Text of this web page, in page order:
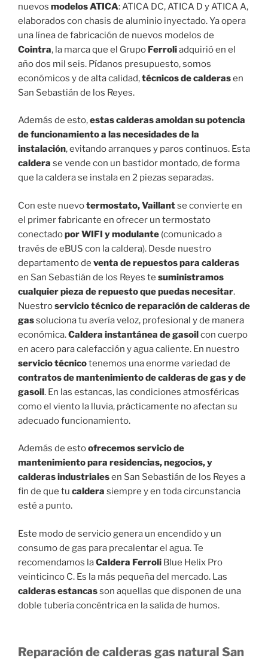
nuevos modelos ATICA: ATICA DC, ATICA D y ATICA A,
elaborados con chasis de aluminio inyectado. Ya opera
una línea de fabricación de nuevos modelos de
Cointra, la marca que el Grupo Ferroliadquirió en el
año dos mil seis. Pídanos presupuesto, somos
económicos y de alta calidad,técnicos de calderasen
San Sebastián de los Reyes.
Además de esto,estas calderas amoldan su potencia
de funcionamiento a las necesidades de la
instalación, evitando arranques y paros continuos. Esta
caldera se vende con un bastidor montado, de forma
que la caldera se instala en 2 piezas separadas.
Con este nuevotermostato, Vaillantse convierte en
el primer fabricante en ofrecer un termostato
conectadopor WIFI y modulante (comunicado a
través de eBUS con la caldera). Desde nuestro
departamento de venta de repuestos para calderas
en San Sebastián de los Reyes te suministramos
cualquier pieza de repuesto que puedas necesitar.
Nuestroservicio técnico de reparación de calderas de
gassoluciona tu avería veloz, profesional y de manera
económica.Caldera instantánea de gasoilcon cuerpo
en acero para calefacción y agua caliente. En nuestro
servicio técnicotenemos una enorme variedad de
contratos de mantenimiento de calderas de gas y de
gasoil. En las estancas, las condiciones atmosféricas
como el viento la lluvia, prácticamente no afectan su
adecuado funcionamiento.
Además de estoofrecemos servicio de
mantenimiento para residencias, negocios, y
calderas industrialesen San Sebastián de los Reyes a
fin de que tu caldera siempre y en toda circunstancia
esté a punto.
Este modo de servicio genera un encendido y un
consumo de gas para precalentar el agua. Te
recomendamos laCaldera Ferroli Blue Helix Pro
veinticinco C. Es la más pequeña del mercado. Las
calderas estancasson aquellas que disponen de una
doble tubería concéntrica en la salida de humos.
Reparación de calderas gas natural San